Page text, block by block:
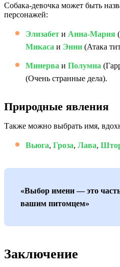
Собака-девочка может быть
персонажей:
Элизабет и Анна-Мария
Микаса и Энни (Атака
Минерва и Полумна
(Очень странные дела).
Природные явления
Также можно выбрать имя,
Вьюга, Гроза, Лава,
«Выбор имени — это
вашим питомцем»
Заключение